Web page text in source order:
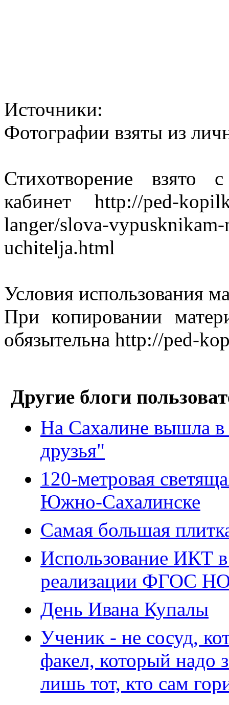
Источники:
Фотографии взяты из
Стихотворение взято
кабинет http://ped-
langer/slova-
uchitelja.html
Условия использования
При копировании
обязытельна http://ped-
Другие блоги
На Сахалине вышла в
друзья"
120-метровая
Южно-Сахалинске
Самая большая
Использование ИКТ
реализации ФГОС
День Ивана Купалы
Ученик - не сосуд,
факел, который надо
лишь тот, кто сам